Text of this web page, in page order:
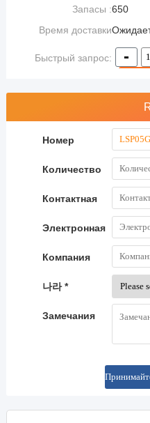
Запасы :650
Время доставки
Быстрый запрос: -
Номер
Количество
Контактная
Электронная
почта
Компания
나라 *
Замечания